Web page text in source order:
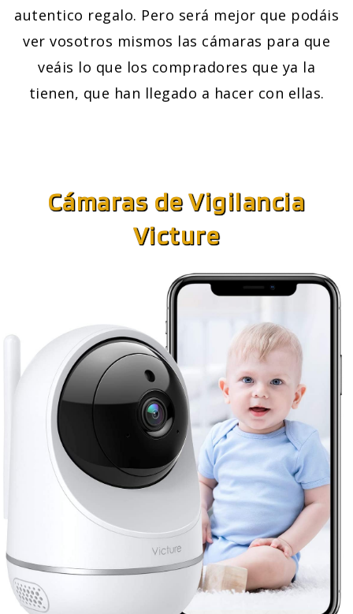
autentico regalo. Pero será mejor que podáis
ver vosotros mismos las cámaras para que
veáis lo que los compradores que ya la
tienen, que han llegado a hacer con ellas.
Cámaras de Vigilancia
Victure